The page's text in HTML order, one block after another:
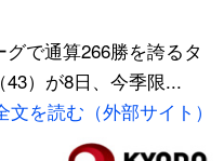
グで通算266勝を誇るタ
）が8日、今季限...
文を読む（外部サイト）